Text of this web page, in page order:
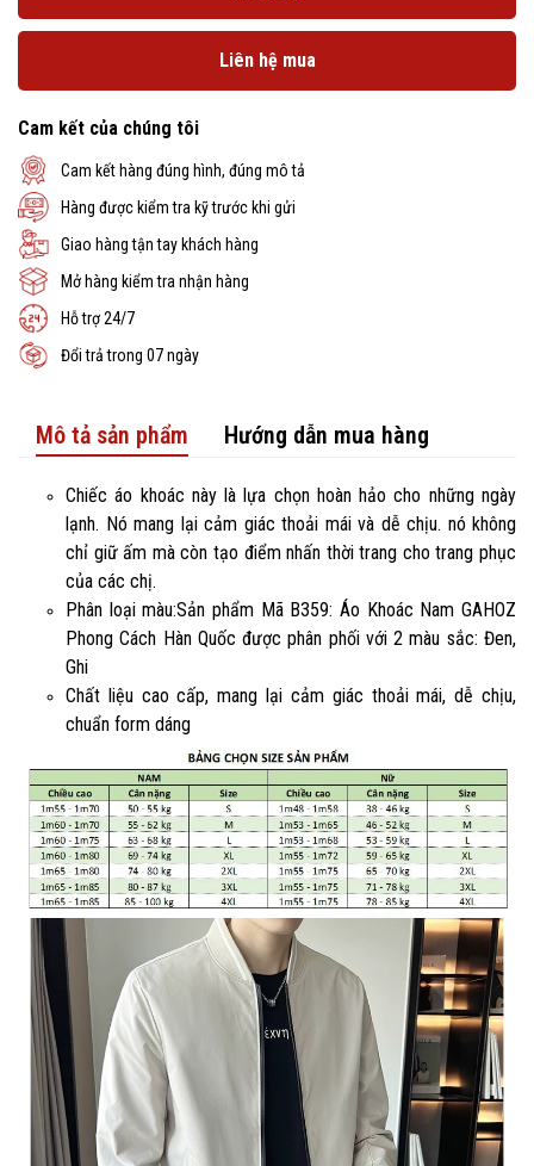
Liên hệ mua
Cam kết của chúng tôi
Cam kết hàng đúng hình, đúng mô tả
Hàng được kiểm tra kỹ trước khi gửi
Giao hàng tận tay khách hàng
Mở hàng kiểm tra nhận hàng
Hỗ trợ 24/7
Đổi trả trong 07 ngày
Mô tả sản phẩm Hướng dẫn mua hàng
Chiếc áo khoác này là lựa chọn hoàn hảo cho những ngày
lạnh. Nó mang lại cảm giác thoải mái và dễ chịu. nó không
chỉ giữ ấm mà còn tạo điểm nhấn thời trang cho trang phục
của các chị.
Phân loại màu:Sản phẩm Mã B359: Áo Khoác Nam GAHOZ
Phong Cách Hàn Quốc được phân phối với 2 màu sắc: Đen,
Ghi
Chất liệu cao cấp, mang lại cảm giác thoải mái, dễ chịu,
chuẩn form dáng